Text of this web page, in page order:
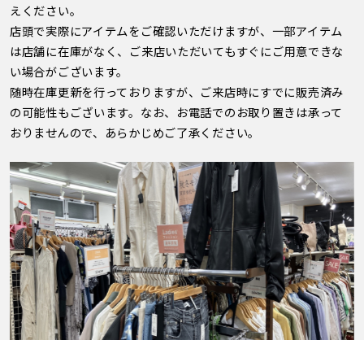
えください。
店頭で実際にアイテムをご確認いただけますが、一部アイテム
は店舗に在庫がなく、ご来店いただいてもすぐにご用意できな
い場合がございます。
随時在庫更新を行っておりますが、ご来店時にすでに販売済み
の可能性もございます。なお、お電話でのお取り置きは承って
おりませんので、あらかじめご了承ください。